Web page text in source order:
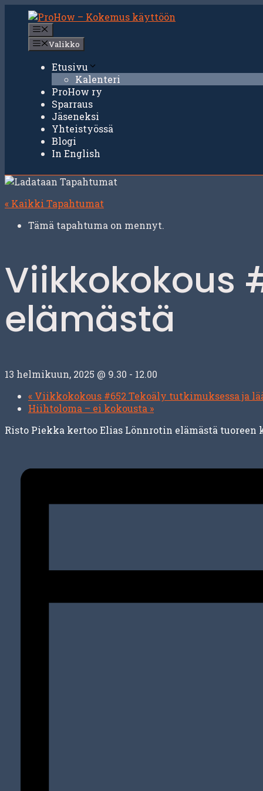
Siirry
sisältöön
Valikko
Etusivu
Kalenteri
ProHow ry
Sparraus
Jäseneksi
Yhteistyössä
Blogi
In English
« Kaikki Tapahtumat
Tämä tapahtuma on mennyt.
Viikkokokous
elämästä
13 helmikuun, 2025 @ 9.30 - 12.00
« Viikkokokous #652 Tekoäly tutkimuksessa ja
Hiihtoloma – ei kokousta »
Risto Piekka kertoo Elias Lönnrotin elämästä tuoreen